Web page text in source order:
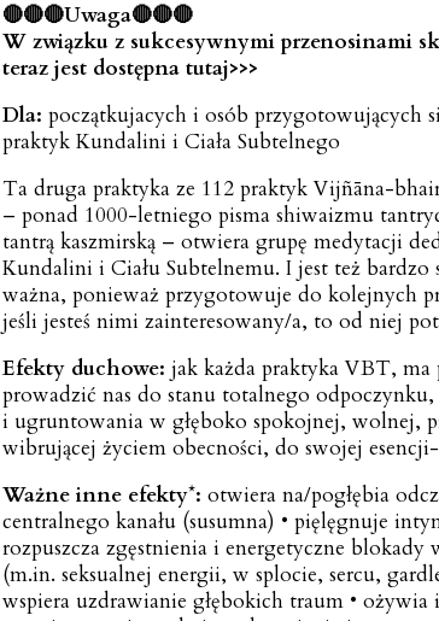
🔴🔴🔴Uwaga🔴🔴🔴
W związku z sukcesywnymi przenosinami
teraz jest dostępna tutaj>>>
Dla: początkujacych i osób przygotowujących
praktyk Kundalini i Ciała Subtelnego
Ta druga praktyka ze 112 praktyk Vijñāna-
– ponad 1000-letniego pisma shiwaizmu
tantrą kaszmirską – otwiera grupę medytacji
Kundalini i Ciału Subtelnemu. I jest też bardzo
ważna, ponieważ przygotowuje do kolejnych
jeśli jesteś nimi zainteresowany/a, to od niej
Efekty duchowe: jak każda praktyka VBT, ma
prowadzić nas do stanu totalnego
i ugruntowania w głęboko spokojnej, wolnej,
wibrującej życiem obecności, do swojej
Ważne inne efekty*: otwiera na/pogłębia
centralnego kanału (susumna) • pięlęgnuje
rozpuszcza zgęstnienia i energetyczne blokady
(m.in. seksualnej energii, w splocie, sercu,
wspiera uzdrawianie głębokich traum • ożywia